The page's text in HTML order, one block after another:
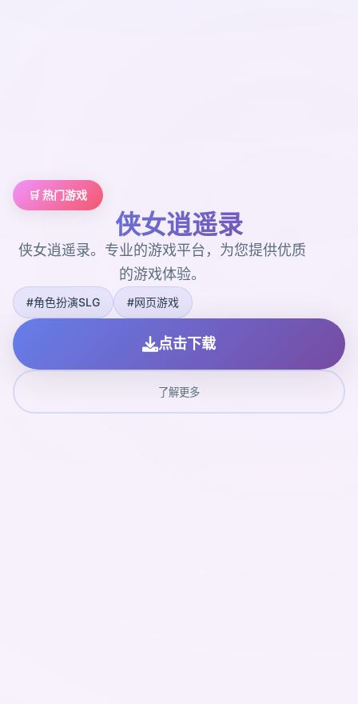
🛒 热门游戏
侠女逍遥录
侠女逍遥录。专业的游戏平台，为您提供优质
的游戏体验。
#角色扮演SLG #网页游戏
点击下载
了解更多